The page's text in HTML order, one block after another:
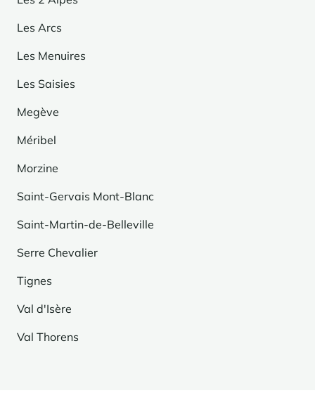
Les Arcs
Les Menuires
Les Saisies
Megève
Méribel
Morzine
Saint-Gervais Mont-Blanc
Saint-Martin-de-Belleville
Serre Chevalier
Tignes
Val d'Isère
Val Thorens